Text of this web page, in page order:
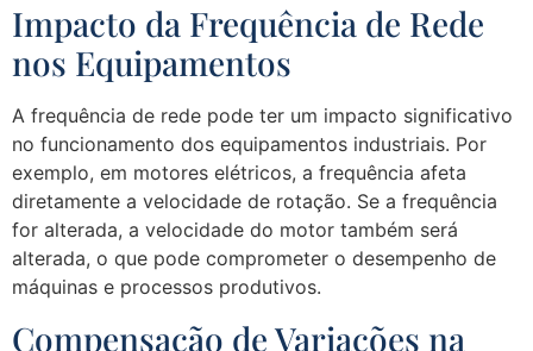
Impacto da Frequência de Rede
nos Equipamentos
A frequência de rede pode ter um impacto significativo
no funcionamento dos equipamentos industriais. Por
exemplo, em motores elétricos, a frequência afeta
diretamente a velocidade de rotação. Se a frequência
for alterada, a velocidade do motor também será
alterada, o que pode comprometer o desempenho de
máquinas e processos produtivos.
Compensação de Variações na